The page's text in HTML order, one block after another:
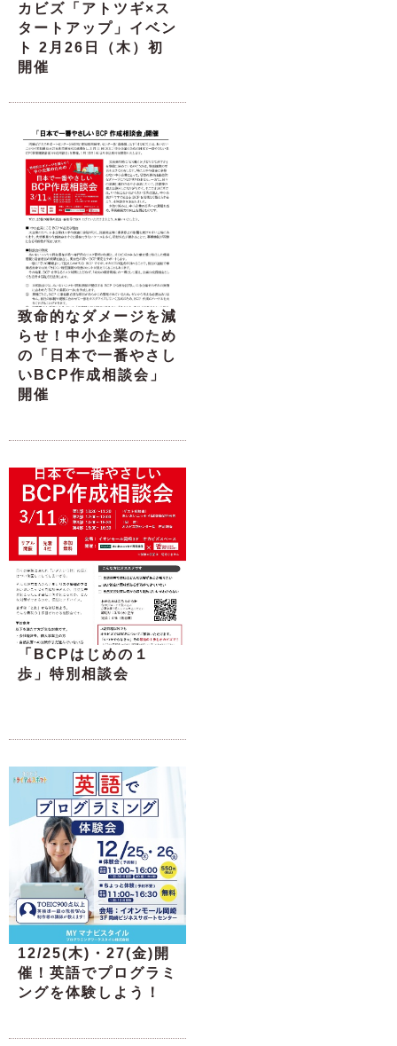
カビズ「アトツギ×ス
タートアップ」イベン
ト 2月26日（木）初
開催
致命的なダメージを減
らせ！中小企業のため
の「日本で一番やさし
いBCP作成相談会」
開催
「BCPはじめの１
歩」特別相談会
12/25(木)・27(金)開
催！英語でプログラミ
ングを体験しよう！